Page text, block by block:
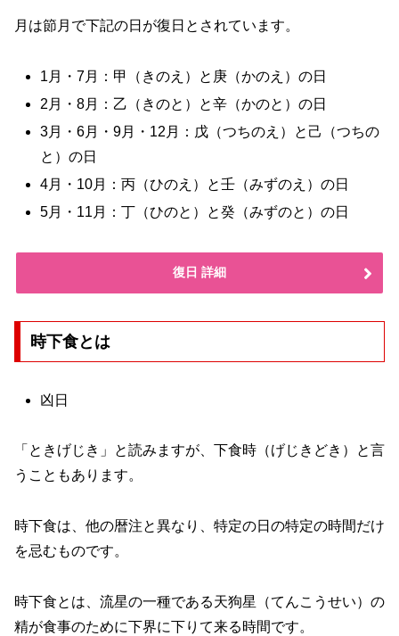
月は節月で下記の日が復日とされています。
1月・7月：甲（きのえ）と庚（かのえ）の日
2月・8月：乙（きのと）と辛（かのと）の日
3月・6月・9月・12月：戊（つちのえ）と己（つちの
と）の日
4月・10月：丙（ひのえ）と壬（みずのえ）の日
5月・11月：丁（ひのと）と癸（みずのと）の日
復日 詳細
時下食とは
凶日
「ときげじき」と読みますが、下食時（げじきどき）と言
うこともあります。
時下食は、他の暦注と異なり、特定の日の特定の時間だけ
を忌むものです。
時下食とは、流星の一種である天狗星（てんこうせい）の
精が食事のために下界に下りて来る時間です。